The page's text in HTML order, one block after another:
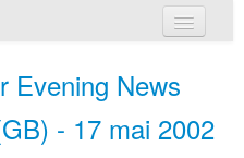
Evening News
- 17 mai 2002